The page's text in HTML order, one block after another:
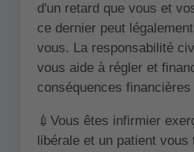
d'un retard que vous et
ce dernier peut
vous. La responsabilité
vous aide à régler et
conséquences
💉Vous êtes infirmier
libérale et un patient